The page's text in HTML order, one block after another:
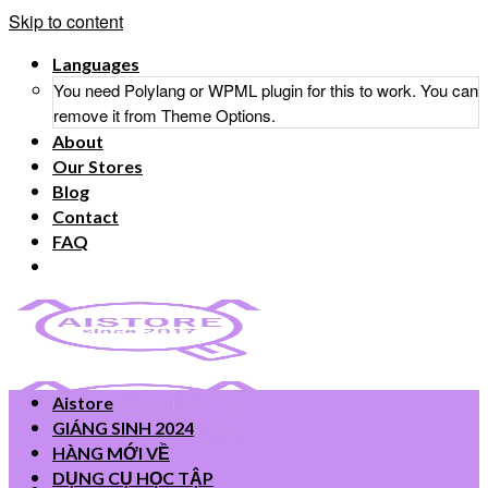
Skip to content
Languages
You need Polylang or WPML plugin for this to work. You can
remove it from Theme Options.
About
Our Stores
Blog
Contact
FAQ
Aistore
GIÁNG SINH 2024
HÀNG MỚI VỀ
DỤNG CỤ HỌC TẬP